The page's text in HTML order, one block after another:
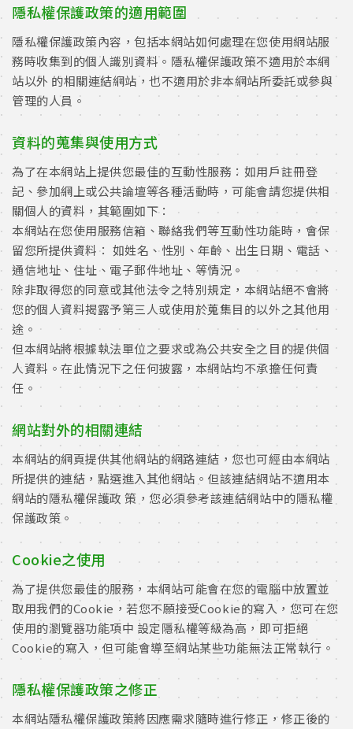
隱私權保護政策的適用範圍
隱私權保護政策內容，包括本網站如何處理在您使用網站服
務時收集到的個人識別資料。隱私權保護政策不適用於本網
站以外 的相關連結網站，也不適用於非本網站所委託或參與
管理的人員。
資料的蒐集與使用方式
為了在本網站上提供您最佳的互動性服務：如用戶註冊登
記、參加網上或公共論壇等各種活動時，可能會請您提供相
關個人的資料，其範圍如下：
本網站在您使用服務信箱、聯絡我們等互動性功能時，會保
留您所提供資料： 如姓名、性別、年齡、出生日期、電話、
通信地址、住址、電子郵件地址、等情況。
除非取得您的同意或其他法令之特別規定，本網站絕不會將
您的個人資料揭露予第三人或使用於蒐集目的以外之其他用
途。
但本網站將根據執法單位之要求或為公共安全之目的提供個
人資料。在此情況下之任何披露，本網站均不承擔任何責
任。
網站對外的相關連結
本網站的網頁提供其他網站的網路連結，您也可經由本網站
所提供的連結，點選進入其他網站。但該連結網站不適用本
網站的隱私權保護政 策，您必須參考該連結網站中的隱私權
保護政策。
Cookie之使用
為了提供您最佳的服務，本網站可能會在您的電腦中放置並
取用我們的Cookie，若您不願接受Cookie的寫入，您可在您
使用的瀏覽器功能項中 設定隱私權等級為高，即可拒絕
Cookie的寫入，但可能會導至網站某些功能無法正常執行。
隱私權保護政策之修正
本網站隱私權保護政策將因應需求隨時進行修正，修正後的